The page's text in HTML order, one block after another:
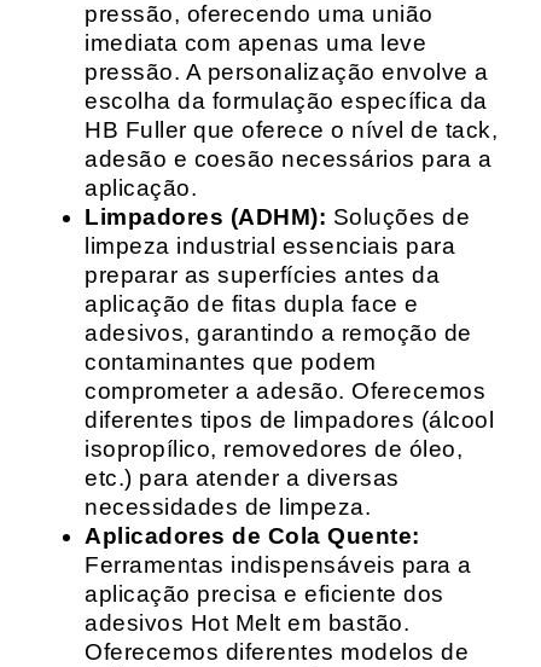
pressão, oferecendo uma união
imediata com apenas uma leve
pressão. A personalização envolve a
escolha da formulação específica da
HB Fuller que oferece o nível de tack,
adesão e coesão necessários para a
aplicação.
Limpadores (ADHM): Soluções de
limpeza industrial essenciais para
preparar as superfícies antes da
aplicação de fitas dupla face e
adesivos, garantindo a remoção de
contaminantes que podem
comprometer a adesão. Oferecemos
diferentes tipos de limpadores (álcool
isopropílico, removedores de óleo,
etc.) para atender a diversas
necessidades de limpeza.
Aplicadores de Cola Quente:
Ferramentas indispensáveis para a
aplicação precisa e eficiente dos
adesivos Hot Melt em bastão.
Oferecemos diferentes modelos de